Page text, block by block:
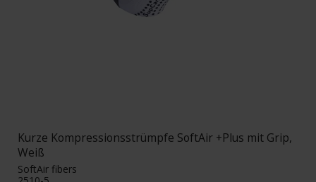
Kurze Kompressionsstrümpfe SoftAir +Plus mit Grip,
Weiß
SoftAir fibers